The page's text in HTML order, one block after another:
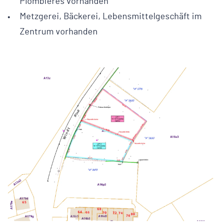
Metzgerei, Bäckerei, Lebensmittelgeschäft im
Zentrum vorhanden